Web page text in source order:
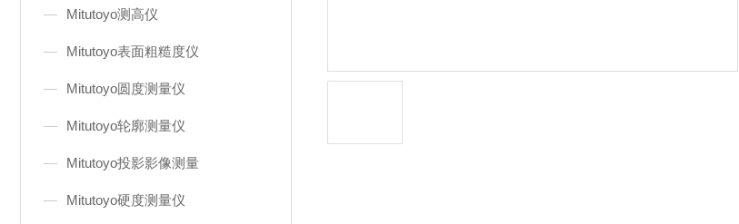
Mitutoyo测高仪
Mitutoyo表面粗糙度仪
Mitutoyo圆度测量仪
Mitutoyo轮廓测量仪
Mitutoyo投影影像测量
Mitutoyo硬度测量仪